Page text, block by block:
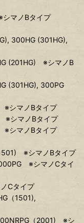
マノBタイプ
300HG (301HG),
(201HG) ※シマノB
(301HG), 300PG
※シマノBタイプ
※シマノBタイプ
※シマノBタイプ
※シマノBタイプ
※シマノCタイ
Cタイプ
（1501),
（2001) ※シ